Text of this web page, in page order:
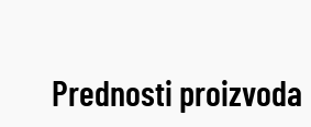
Prednosti proizvoda